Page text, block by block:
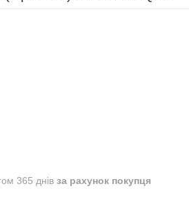
365 днів за рахунок покупця